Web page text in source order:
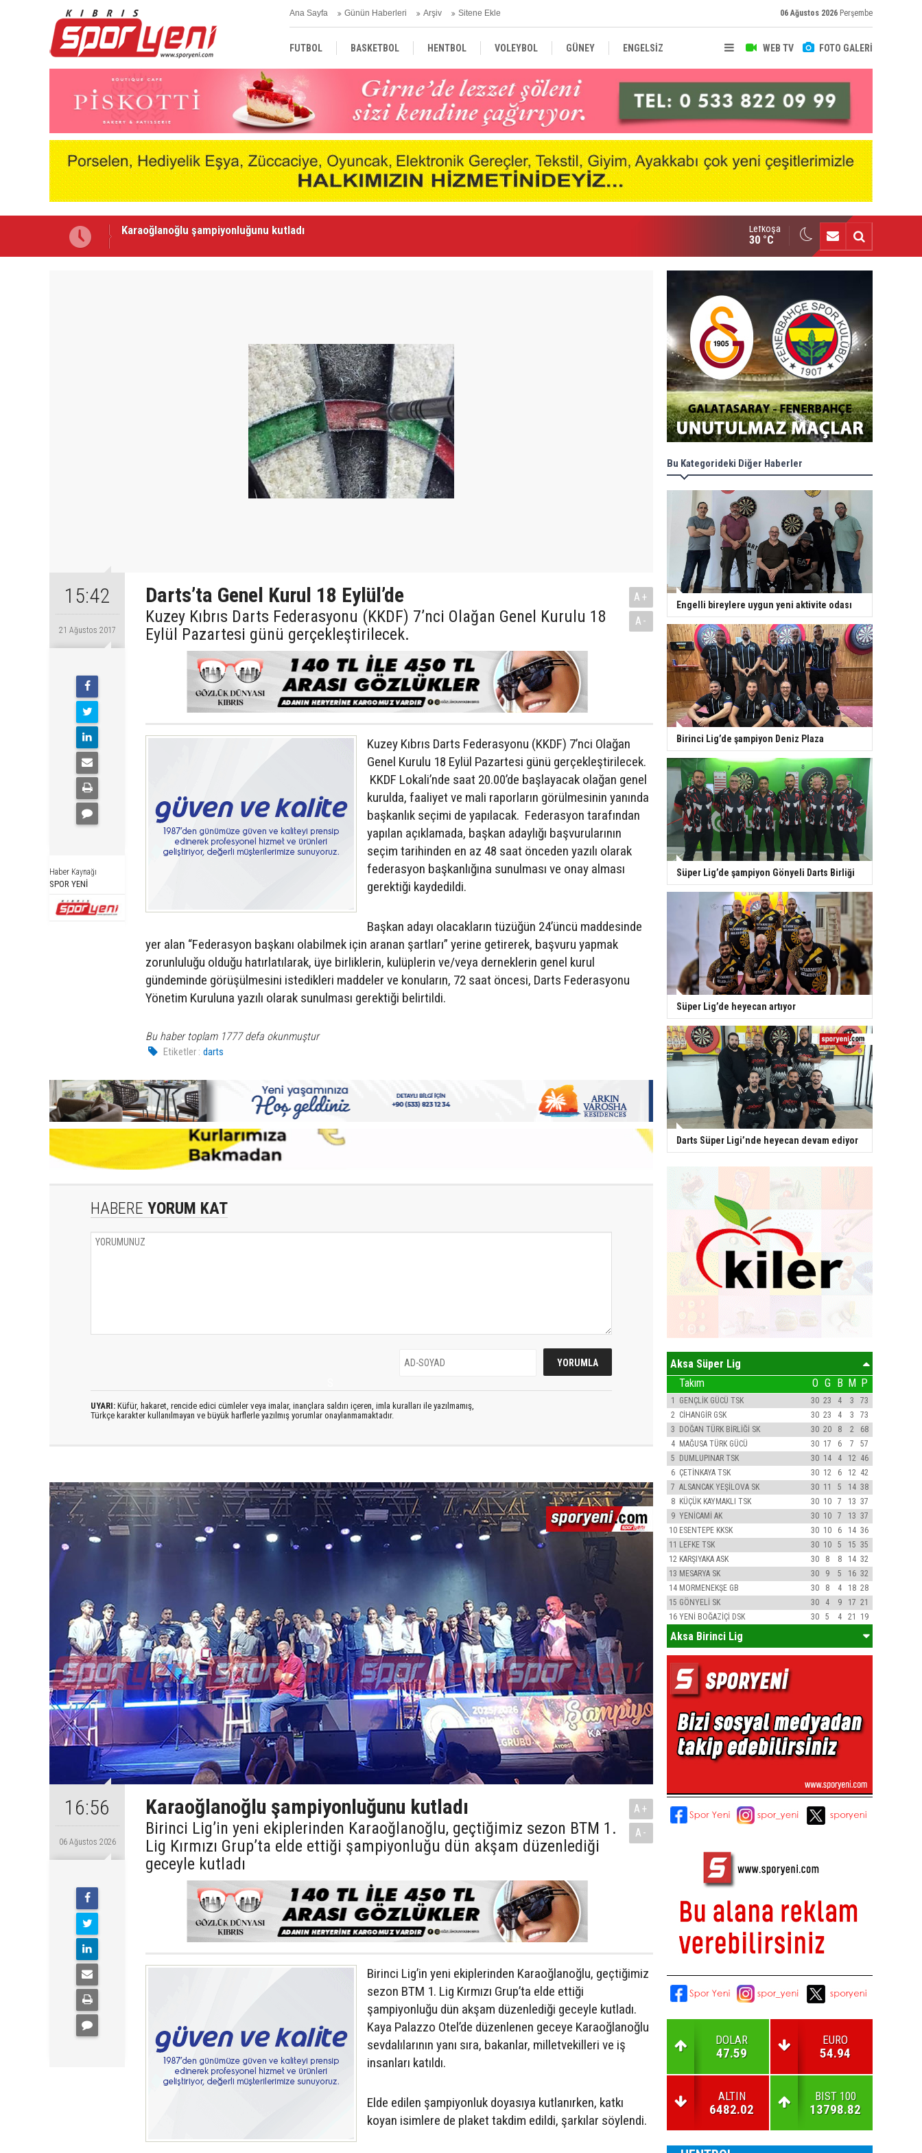
Ana Sayfa Günün Haberleri Arşiv Sitene Ekle 06 Ağustos 2026 Perşembe
WEB TV FOTO GALERİ
FUTBOL BASKETBOL HENTBOL VOLEYBOL GÜNEY ENGELSİZ
TÜRKİYE AVRUPA DÜNYA
Voleybolda transfer dönemi sürüyor
Lefkoşa
30 °C
15:42
21 Ağustos 2017
Haber Kaynağı
SPOR YENİ
Darts’ta Genel Kurul 18 Eylül’de
Kuzey Kıbrıs Darts Federasyonu (KKDF) 7’nci Olağan Genel Kurulu 18
Eylül Pazartesi günü gerçekleştirilecek.
A+
A-
Kuzey Kıbrıs Darts Federasyonu (KKDF) 7’nci Olağan
Genel Kurulu 18 Eylül Pazartesi günü gerçekleştirilecek.
KKDF Lokali’nde saat 20.00’de başlayacak olağan genel
kurulda, faaliyet ve mali raporların görülmesinin yanında
başkanlık seçimi de yapılacak. Federasyon tarafından
yapılan açıklamada, başkan adaylığı başvurularının
seçim tarihinden en az 48 saat önceden yazılı olarak
federasyon başkanlığına sunulması ve onay alması
gerektiği kaydedildi.
Başkan adayı olacakların tüzüğün 24’üncü maddesinde
yer alan “Federasyon başkanı olabilmek için aranan şartları” yerine getirerek, başvuru yapmak
zorunluluğu olduğu hatırlatılarak, üye birliklerin, kulüplerin ve/veya derneklerin genel kurul
gündeminde görüşülmesini istedikleri maddeler ve konuların, 72 saat öncesi, Darts Federasyonu
Yönetim Kuruluna yazılı olarak sunulması gerektiği belirtildi.
Bu haber toplam 1777 defa okunmuştur
Etiketler : darts
HABERE YORUM KAT
UYARI: Küfür, hakaret, rencide edici cümleler veya imalar, inançlara saldırı içeren, imla kuralları ile yazılmamış,
Türkçe karakter kullanılmayan ve büyük harflerle yazılmış yorumlar onaylanmamaktadır.
16:56
06 Ağustos 2026
Karaoğlanoğlu şampiyonluğunu kutladı
Birinci Lig’in yeni ekiplerinden Karaoğlanoğlu, geçtiğimiz sezon BTM 1.
Lig Kırmızı Grup’ta elde ettiği şampiyonluğu dün akşam düzenlediği
geceyle kutladı
A+
A-
Birinci Lig’in yeni ekiplerinden Karaoğlanoğlu, geçtiğimiz
sezon BTM 1. Lig Kırmızı Grup’ta elde ettiği
şampiyonluğu dün akşam düzenlediği geceyle kutladı.
Kaya Palazzo Otel’de düzenlenen geceye Karaoğlanoğlu
sevdalılarının yanı sıra, bakanlar, milletvekilleri ve iş
insanları katıldı.
Elde edilen şampiyonluk doyasıya kutlanırken, katkı
koyan isimlere de plaket takdim edildi, şarkılar söylendi.
Bu Kategorideki Diğer Haberler
Engelli bireylere uygun yeni aktivite odası
Birinci Lig’de şampiyon Deniz Plaza
Süper Lig’de şampiyon Gönyeli Darts Birliği
Süper Lig’de heyecan artıyor
Darts Süper Ligi’nde heyecan devam ediyor
Aksa Süper Lig
Takım O G B M P
1 GENÇLİK GÜCÜ TSK 30 23 4 3
73
2 CİHANGİR GSK 30 23 4 3
73
3 DOĞAN TÜRK BİRLİĞİ SK 30 20 8 2
68
4 MAĞUSA TÜRK GÜCÜ 30 17 6 7
57
5 DUMLUPINAR TSK 30 14 4 12 46
6 ÇETİNKAYA TSK 30 12 6 12 42
7 ALSANCAK YEŞİLOVA SK 30 11 5 14 38
8 KÜÇÜK KAYMAKLI TSK 30 10 7 13 37
9 YENİCAMİ AK 30 10 7 13 37
10 ESENTEPE KKSK 30 10 6 14 36
11 LEFKE TSK 30 10 5 15 35
12 KARŞIYAKA ASK 30 8 8 14 32
13 MESARYA SK 30 9 5 16 32
14 MORMENEKŞE GB 30 8 4 18 28
15 GÖNYELİ SK 30 4 9 17 21
16 YENİ BOĞAZİÇİ DSK 30 5 4 21 19
Aksa Birinci Lig
DOLAR
47.59
EURO
54.94
ALTIN
6482.02
BIST 100
13798.82